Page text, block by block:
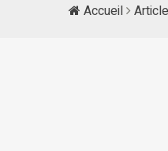
Accueil